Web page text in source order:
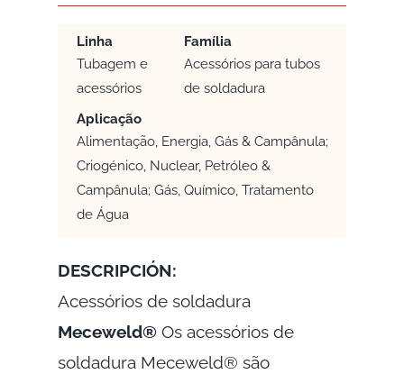
Linha
Família
Tubagem e
acessórios
Acessórios para tubos
de soldadura
Aplicação
Alimentação, Energia, Gás & Campânula;
Criogénico, Nuclear, Petróleo &
Campânula; Gás, Químico, Tratamento
de Água
DESCRIPCIÓN:
Acessórios de soldadura
Meceweld®Os acessórios de
soldadura Meceweld® são